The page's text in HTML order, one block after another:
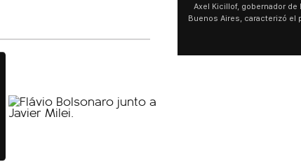
"una lista sábana con temas nefastos"
destacó "la movilización popular". 📌 La
no solo sufre porque no llega sino
que también está endeudada".
miles de peregrinos en
de Buenos Aires destacó la
agua y soportó las bajas
últimos días: "Son